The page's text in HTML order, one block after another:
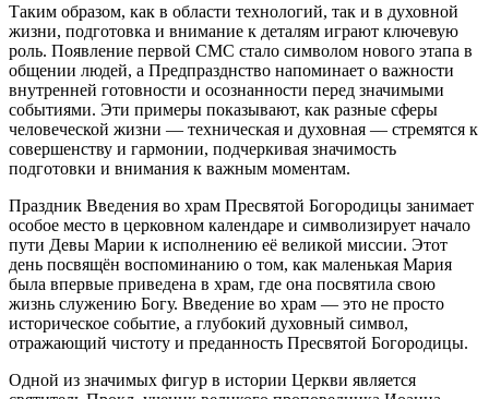
Таким образом, как в области технологий, так и в духовной
жизни, подготовка и внимание к деталям играют ключевую
роль. Появление первой СМС стало символом нового этапа в
общении людей, а Предпразднство напоминает о важности
внутренней готовности и осознанности перед значимыми
событиями. Эти примеры показывают, как разные сферы
человеческой жизни — техническая и духовная — стремятся к
совершенству и гармонии, подчеркивая значимость
подготовки и внимания к важным моментам.
Праздник Введения во храм Пресвятой Богородицы занимает
особое место в церковном календаре и символизирует начало
пути Девы Марии к исполнению её великой миссии. Этот
день посвящён воспоминанию о том, как маленькая Мария
была впервые приведена в храм, где она посвятила свою
жизнь служению Богу. Введение во храм — это не просто
историческое событие, а глубокий духовный символ,
отражающий чистоту и преданность Пресвятой Богородицы.
Одной из значимых фигур в истории Церкви является